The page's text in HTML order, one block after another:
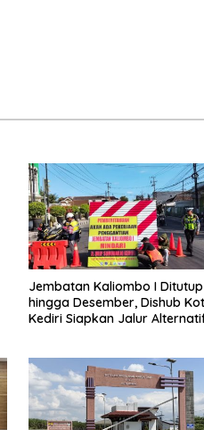
Jembatan Kaliombo I Ditutup
hingga Desember, Dishub
Kediri Siapkan Jalur